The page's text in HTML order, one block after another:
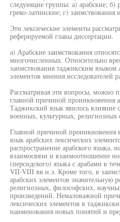
следующие группы: а) арабские; б)
греко-латинские; г) заимствования
Эти лексические элементы
реферируемой главы диссертации.
а) Арабские заимствования
многочисленных. Относительно
заимствования таджикским языком
элементов мнения исследователей
Рассматривая эти вопросы, можно
главной причиной проникновения
Таджикский язык явилось влияние
военных, культурных, религиозных
Главной причиной проникновения
язык арабских лексических
распространение арабского языка,
взаимосвязи и взаимоотношение
(персидского) языка с арабами в
VII-VIII вв.н.э. Кроме того, в
арабских элементов значительную
религиозных, философских,
произведений. Немаловажной
лексических элементов в
наименования новых понятий и